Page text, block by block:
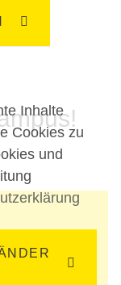
Inhalte
Cookies zu
und